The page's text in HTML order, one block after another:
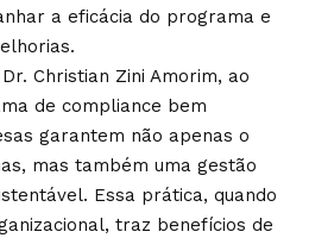
a eficácia do programa e
Christian Zini Amorim, ao
de compliance bem
garantem não apenas o
mas também uma gestão
Essa prática, quando
traz benefícios de